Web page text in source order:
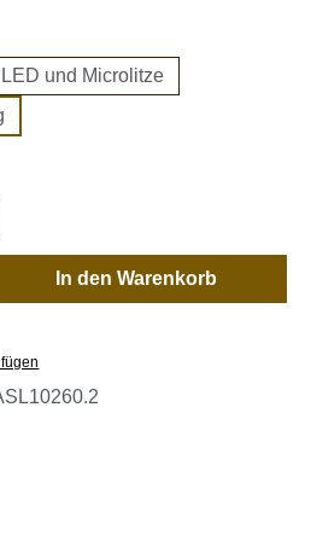
und Microlitze
Gib den
In den Warenkorb